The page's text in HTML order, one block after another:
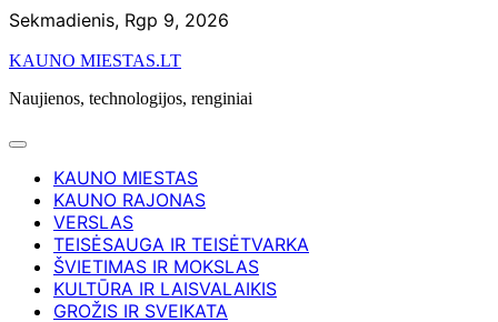
Skip
content
Sekmadienis, Rgp 9, 2026
KAUNO MIESTAS.LT
Naujienos, technologijos, renginiai
KAUNO MIESTAS
KAUNO RAJONAS
VERSLAS
TEISĖSAUGA IR TEISĖTVARKA
ŠVIETIMAS IR MOKSLAS
KULTŪRA IR LAISVALAIKIS
GROŽIS IR SVEIKATA